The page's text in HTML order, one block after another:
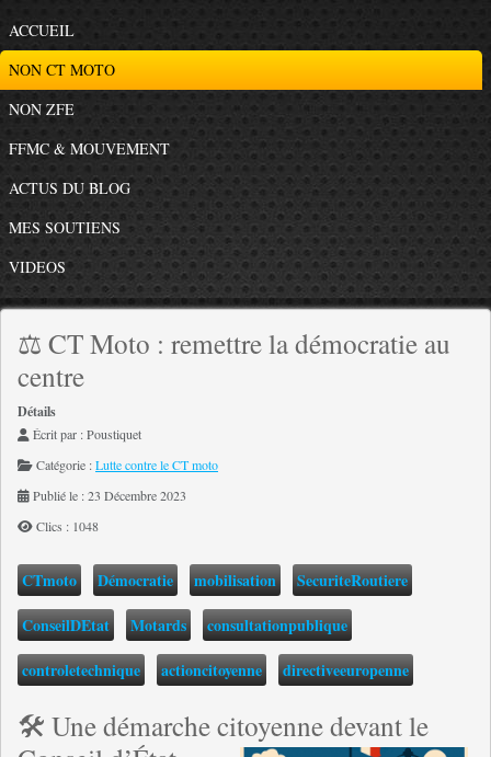
ACCUEIL
NON CT MOTO
NON ZFE
FFMC & MOUVEMENT
ACTUS DU BLOG
MES SOUTIENS
VIDEOS
⚖️ CT Moto : remettre la démocratie au
centre
Détails
Écrit par :Poustiquet
Catégorie :Lutte contre le CT moto
Publié le : 23 Décembre 2023
Clics : 1048
CTmoto Démocratie mobilisation
SecuriteRoutiere
ConseilDEtat
Motards
consultationpublique
controletechnique
actioncitoyenne directiveeuropenne
🛠️ Une démarche citoyenne devant le